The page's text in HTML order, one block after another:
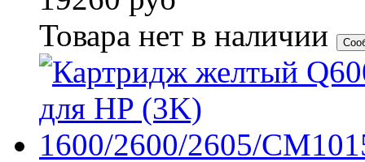
Товара нет в наличии